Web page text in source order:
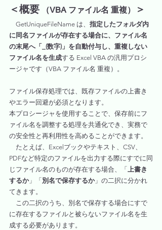
＜概要 （VBA ファイル名 重複） ＞
GetUniqueFileName は、 指定したフォルダ内
に同名ファイルが存在する場合に、ファイル名
の末尾へ「_(数字)」を自動付与し、重複しない
ファイル名を生成する Excel VBA の汎用プロシ
ージャです（VBA ファイル名 重複）。
ファイル保存処理では、既存ファイルの上書き
やエラー回避が必須となります。
本プロシージャを使用することで、保存前にフ
ァイル名を調整する処理を共通化でき、実務で
の安全性と再利用性を高めることができます。
たとえば、Excelブックやテキスト、CSV、
PDFなど特定のファイルを出力する際にすでに同
じファイル名のものが存在する場合、「 上書き
するか」「 別名で保存するか」の二択に分かれ
てきます。
この二択のうち、別名で保存する場合にすで
に存在するファイルと被らないファイル名を生
成する必要があります。